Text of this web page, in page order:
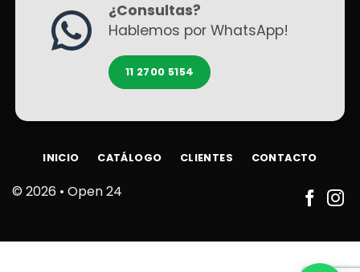
¿Consultas?
Hablemos por WhatsApp!
11 2700 5154
© 2026 • Open 24
INICIO CATÁLOGO CLIENTES CONTACTO